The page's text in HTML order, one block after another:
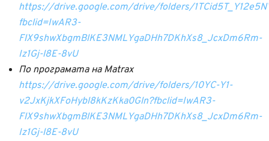
https://drive.google.com/drive/folders/
fbclid=IwAR3-
FlX9shwXbgmBlKE3NMLYgaDHh7DKhXs8_JcxDm6Rm-
Iz1Gj-l8E-8vU
По програмата на Matrax
https://drive.google.com/drive/folders/10YC-Y1-
v2JxKjkXFoHybl8kKzKka0Gln?fbclid=IwAR3-
FlX9shwXbgmBlKE3NMLYgaDHh7DKhXs8_JcxDm6Rm-
Iz1Gj-l8E-8vU